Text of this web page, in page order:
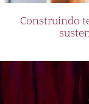
Construindo